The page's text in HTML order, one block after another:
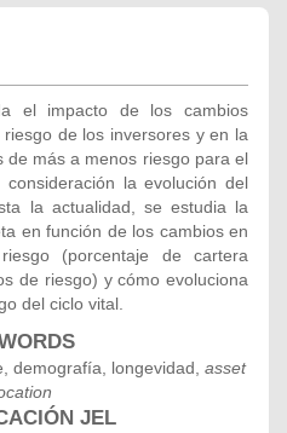
el impacto de los cambios
de los inversores y en la
de más a menos riesgo para el
la evolución del
la actualidad, se estudia la
en función de los cambios en
(porcentaje de cartera
de riesgo) y cómo evoluciona
del ciclo vital.
demografía, longevidad, asset
JEL